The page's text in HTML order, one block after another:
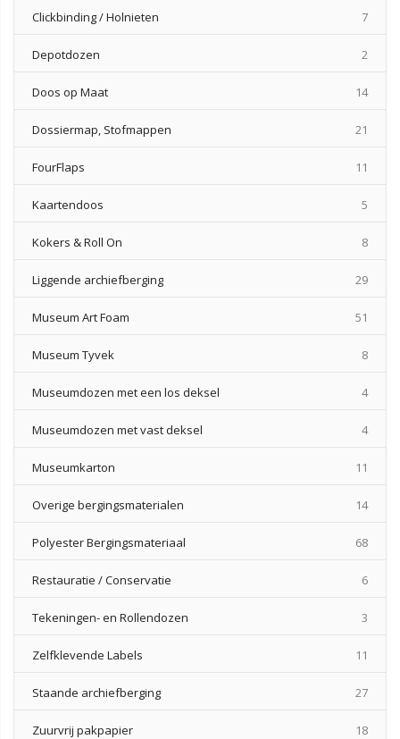
Clickbinding / Holnieten 7
Depotdozen 2
Doos op Maat 14
Dossiermap, Stofmappen 21
FourFlaps 11
Kaartendoos 5
Kokers & Roll On 8
Liggende archiefberging 29
Museum Art Foam 51
Museum Tyvek 8
Museumdozen met een los deksel 4
Museumdozen met vast deksel 4
Museumkarton 11
Overige bergingsmaterialen 14
Polyester Bergingsmateriaal 68
Restauratie / Conservatie 6
Tekeningen- en Rollendozen 3
Zelfklevende Labels 11
Staande archiefberging 27
Zuurvrij pakpapier 18